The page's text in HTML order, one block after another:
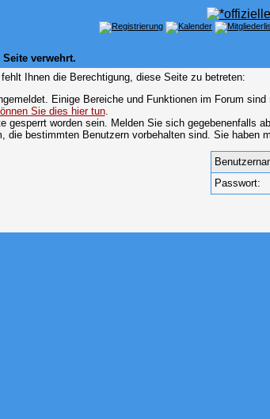
verwehrt.
Ihnen die Berechtigung, diese Seite zu betreten:
Einige Bereiche und Funktionen im Forum
Sie dies hier tun.
gesperrt worden sein. Melden Sie sich gegebenenfalls
die bestimmten Benutzern vorbehalten sind. Sie haben
Passwort: